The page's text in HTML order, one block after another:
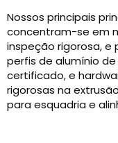
Nossos principais
concentram-se em
inspeção rigorosa, e
perfis de alumínio
certificado, e
rigorosas na
para esquadria e